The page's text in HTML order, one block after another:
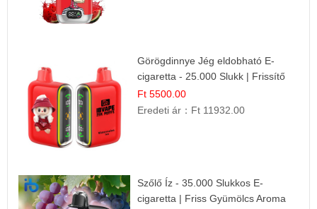
Görögdinnye Jég eldobható E-
cigaretta - 25.000 Slukk | Frissítő
Nyári Íz
Ft 5500.00
Eredeti ár： Ft 11932.00
Szőlő Íz - 35.000 Slukkos E-
cigaretta | Friss Gyümölcs Aroma